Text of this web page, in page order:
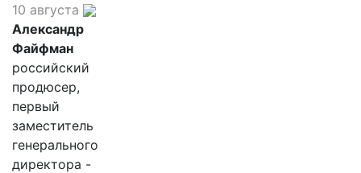
10 августа
Александр
Файфман
российский
продюсер,
первый
заместитель
генерального
директора -